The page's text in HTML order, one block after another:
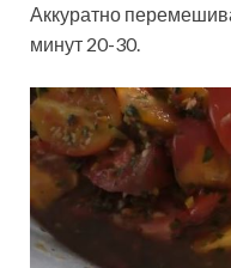
Аккуратно
минут 20-30.